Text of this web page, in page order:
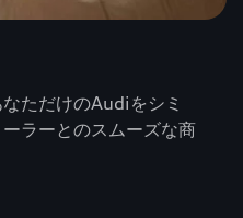
ただけのAudiをシミ
ラーとのスムーズな商